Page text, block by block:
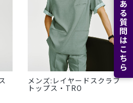
よくある質問はこちら
メンズ:レイヤードスクラブ
トップス・TRO